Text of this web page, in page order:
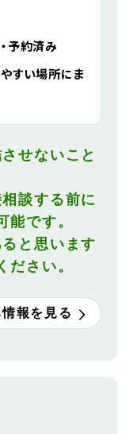
予約済み
すい場所にま
せないこと
談する前に
能です。
と思います
ださい。
報を見る